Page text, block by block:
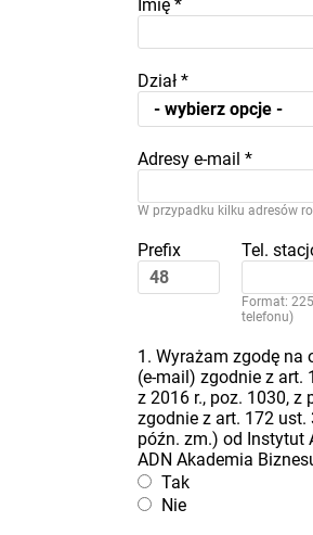
Imię *
Dział *
Adresy e-mail *
W przypadku kilku adresów
Prefix Tel.
Format:
telefonu)
1. Wyrażam zgodę
(e-mail) zgodnie z art.
z 2016 r., poz. 1030,
zgodnie z art. 172 ust.
późn. zm.) od Instytut
ADN Akademia
Tak
Nie